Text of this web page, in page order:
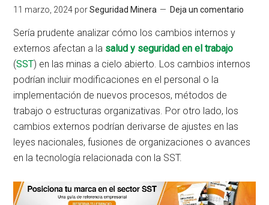
11 marzo, 2024 porSeguridad Minera Deja un comentario
Sería prudente analizar cómo los cambios internos y
externos afectan a la salud y seguridad en el trabajo
(SST) en las minas a cielo abierto. Los cambios internos
podrían incluir modificaciones en el personal o la
implementación de nuevos procesos, métodos de
trabajo o estructuras organizativas. Por otro lado, los
cambios externos podrían derivarse de ajustes en las
leyes nacionales, fusiones de organizaciones o avances
en la tecnología relacionada con la SST.